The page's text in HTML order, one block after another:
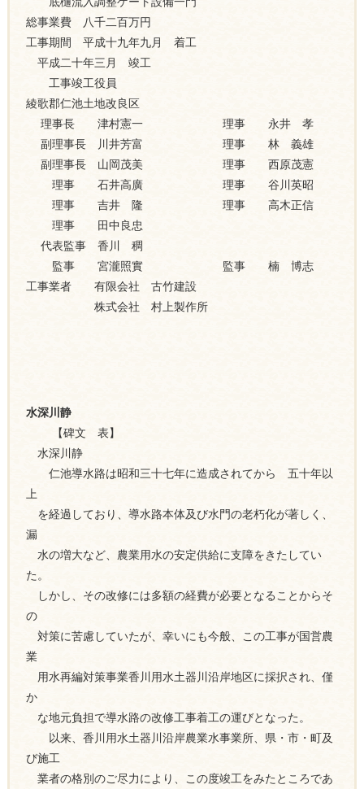
総事業費 八千二百万円
工事期間 平成十九年九月 着工
平成二十年三月 竣工
工事竣工役員
綾歌郡仁池土地改良区
理事長 津村憲一 理事 永井 孝
副理事長 川井芳富 理事 林 義雄
副理事長 山岡茂美 理事 西原茂憲
理事 石井高廣 理事 谷川英昭
理事 吉井 隆 理事 高木正信
理事 田中良忠
代表監事 香川 稠
監事 宮瀧照實 監事 楠 博志
工事業者 有限会社 古竹建設
株式会社 村上製作所
水深川静
【碑文 表】
水深川静
仁池導水路は昭和三十七年に造成されてから 五十年以
上
を経過しており、導水路本体及び水門の老朽化が著しく、
漏
水の増大など、農業用水の安定供給に支障をきたしてい
た。
しかし、その改修には多額の経費が必要となることからそ
の
対策に苦慮していたが、幸いにも今般、この工事が国営農
業
用水再編対策事業香川用水土器川沿岸地区に採択され、僅
か
な地元負担で導水路の改修工事着工の運びとなった。
以来、香川用水土器川沿岸農業水事業所、県・市・町及
び施工
業者の格別のご尽力により、この度竣工をみたところであ